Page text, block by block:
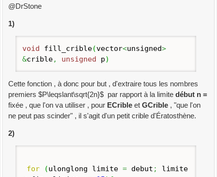
@DrStone
1)
void fill_crible(vector<unsigned>
&crible, unsigned p)
Cette fonction , à donc pour but , d'extraire tous les nombres
premiers $P\leqslant\sqrt{2n}$ par rapport à la limite début n =
fixée , que l'on va utiliser , pour ECrible et GCrible , "que l'on
ne peut pas scinder" , il s'agit d'un petit crible d'Ératosthène.
2)
for (ulonglong limite= debut ;
limite